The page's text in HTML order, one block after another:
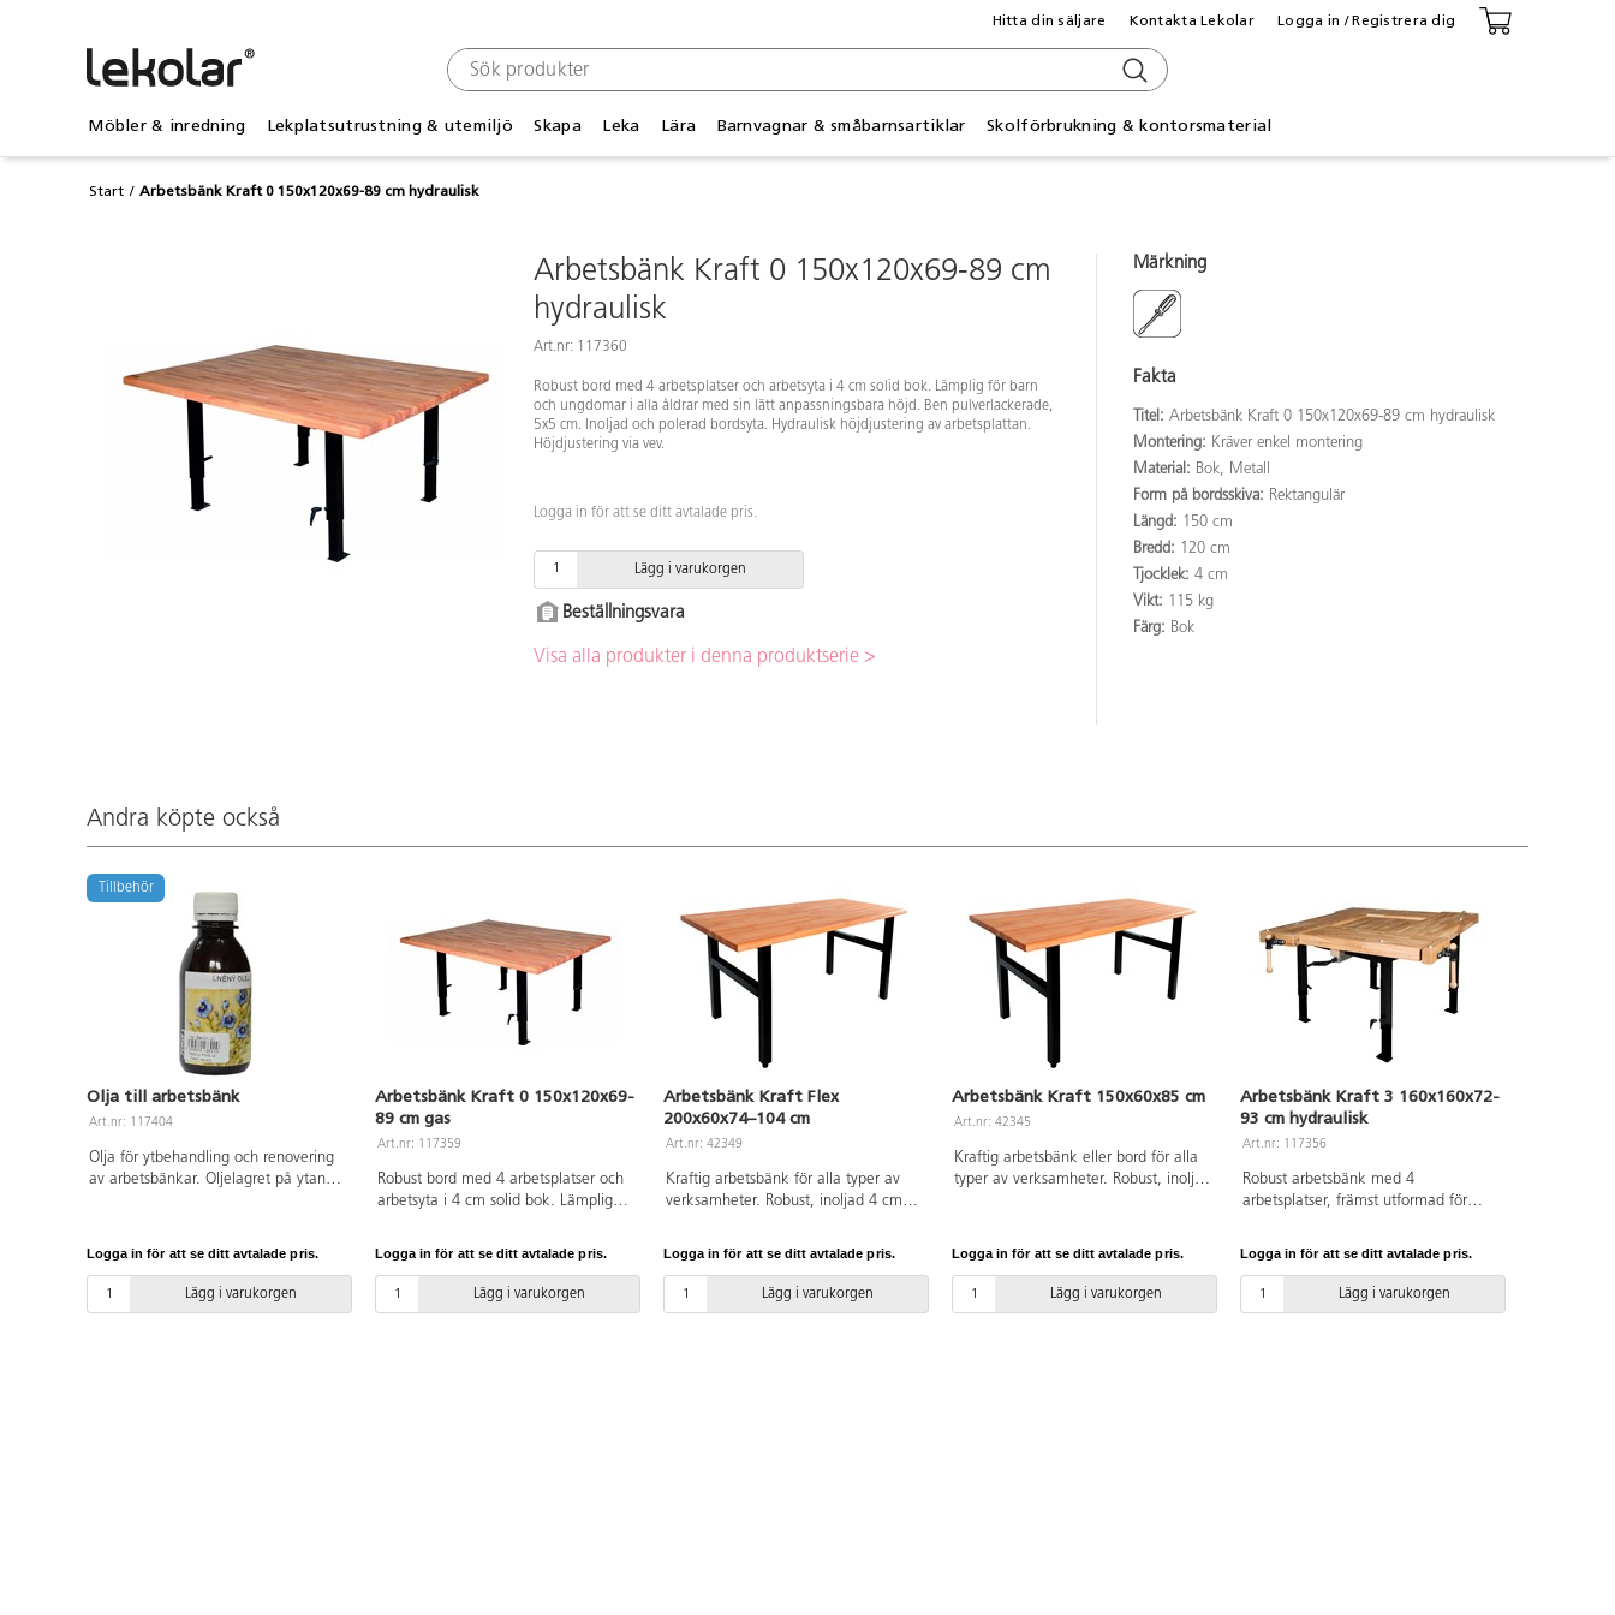
Möbler & inredning Lekplatsutrustning & utemiljö Skapa Leka Lära Barnvagnar & småbarnsartiklar Skolförbrukning & kontorsmaterial
Hitta din säljare Kontakta Lekolar Logga in / Registrera dig
Start Arbetsbänk Kraft 0 150x120x69-89 cm hydraulisk
Arbetsbänk Kraft 0 150x120x69-89 cm
hydraulisk
Art.nr: 117360
Robust bord med 4 arbetsplatser och arbetsyta i 4 cm solid bok. Lämplig för barn
och ungdomar i alla åldrar med sin lätt anpassningsbara höjd. Ben pulverlackerade,
5x5 cm. Inoljad och polerad bordsyta. Hydraulisk höjdjustering av arbetsplattan.
Höjdjustering via vev.
Logga in för att se ditt avtalade pris.
Lägg i varukorgen
Beställningsvara
Visa alla produkter i denna produktserie >
Märkning
Fakta
Titel:Arbetsbänk Kraft 0 150x120x69-89 cm hydraulisk
Montering: Kräver enkel montering
Material: Bok, Metall
Form på bordsskiva: Rektangulär
Längd: 150 cm
Bredd: 120 cm
Tjocklek:4 cm
Vikt: 115 kg
Färg: Bok
Andra köpte också
Tillbehör
Olja till arbetsbänk
Art.nr: 117404
Olja för ytbehandling och renovering
av arbetsbänkar. Oljelagret på ytan
Logga in för att se ditt avtalade pris.
Lägg i varukorgen
Arbetsbänk Kraft 0 150x120x69-
89 cm gas
Art.nr: 117359
Robust bord med 4 arbetsplatser och
arbetsyta i 4 cm solid bok. Lämplig
och polerad bordsyta. Mekanisk
höjdjustering av arbetsplattan via
Logga in för att se ditt avtalade pris.
Lägg i varukorgen
Arbetsbänk Kraft Flex
200x60x74–104 cm
Art.nr: 42349
Kraftig arbetsbänk för alla typer av
verksamheter. Robust, inoljad 4 cm
Logga in för att se ditt avtalade pris.
Lägg i varukorgen
Arbetsbänk Kraft 150x60x85 cm
Art.nr: 42345
Kraftig arbetsbänk eller bord för alla
typer av verksamheter. Robust, inoljad
Logga in för att se ditt avtalade pris.
Lägg i varukorgen
Arbetsbänk Kraft 3 160x160x72-
93 cm hydraulisk
Art.nr: 117356
Robust arbetsbänk med 4
arbetsplatser, främst utformad för
Bänkskiva av massivt, 8 cm bokblock.
Höj- och sänkbara ben med
Logga in för att se ditt avtalade pris.
Lägg i varukorgen